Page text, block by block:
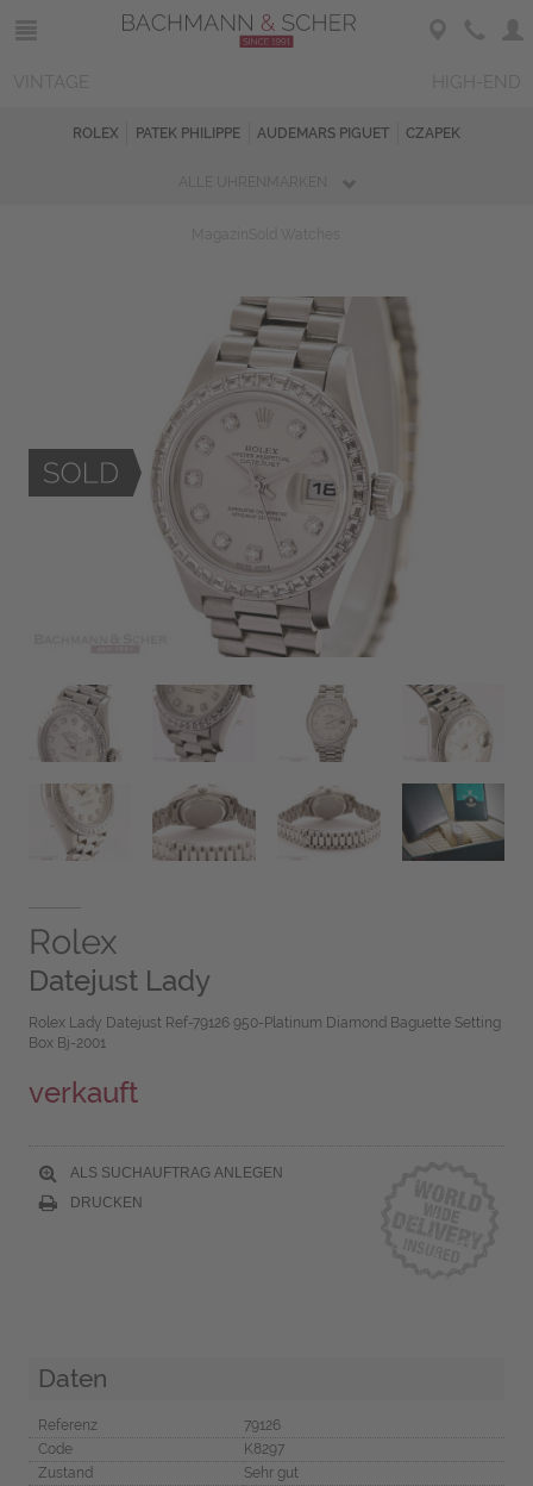
ROLEX PATEK PHILIPPE AUDEMARS PIGUET CZAPEK
Rolex
Datejust Lady
Rolex Lady Datejust Ref-79126 950-Platinum Diamond Baguette Setting
Box Bj-2001
verkauft
ALS SUCHAUFTRAG ANLEGEN
DRUCKEN
Daten
Referenz
79126
Code
K8297
Zustand
Sehr gut